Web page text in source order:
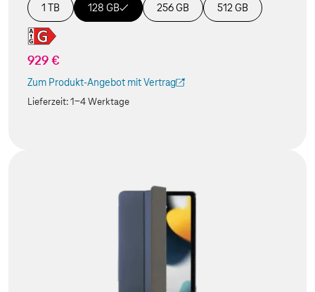
1 TB 128 GB 256 GB 512 GB
929 €
Zum Produkt-Angebot mit Vertrag
(Der Link wird in einem neuen Tab geöffnet)
Lieferzeit:1-4 Werktage